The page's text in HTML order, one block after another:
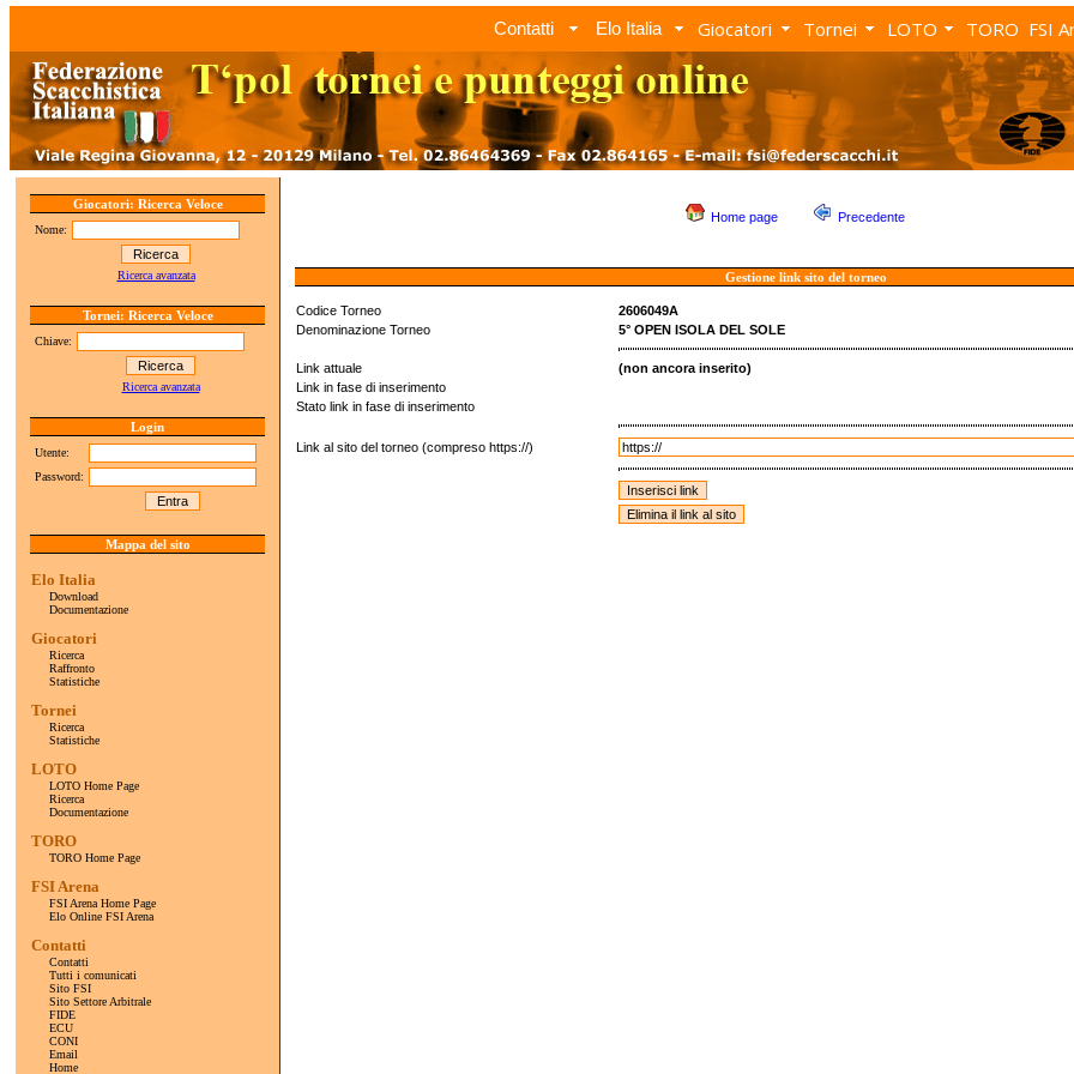
Contatti Elo Italia Giocatori Tornei LOTO TORO FSI
Giocatori: Ricerca Veloce
Nome:
Ricerca avanzata
Tornei: Ricerca Veloce
Chiave:
Ricerca avanzata
Login
Utente:
Password:
Mappa del sito
Elo Italia
Download
Documentazione
Giocatori
Ricerca
Raffronto
Statistiche
Tornei
Ricerca
Statistiche
LOTO
LOTO Home Page
Ricerca
Documentazione
TORO
TORO Home Page
FSI Arena
FSI Arena Home Page
Elo Online FSI Arena
Contatti
Contatti
Tutti i comunicati
Sito FSI
Sito Settore Arbitrale
FIDE
ECU
CONI
Email
Home
Home page Precedente
Gestione link sito del torneo
Codice Torneo
2606049A
Denominazione Torneo
5° OPEN ISOLA DEL SOLE
Link attuale
(non ancora inserito)
Link in fase di inserimento
Stato link in fase di inserimento
Link al sito del torneo (compreso https://)